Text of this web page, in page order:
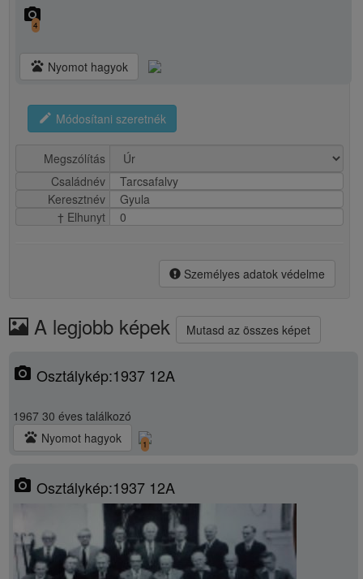
camera_alt
4
pets Nyomot hagyok
edit Módosítani szeretnék
Megszólítás
Családnév
Tarcsafalvy
Keresztnév
Gyula
† Elhunyt
0
Személyes adatok védelme
A legjobb képek Mutasd az összes képet
photo_camera Osztálykép:1937 12A
1967 30 éves találkozó
pets Nyomot hagyok 1
photo_camera Osztálykép:1937 12A